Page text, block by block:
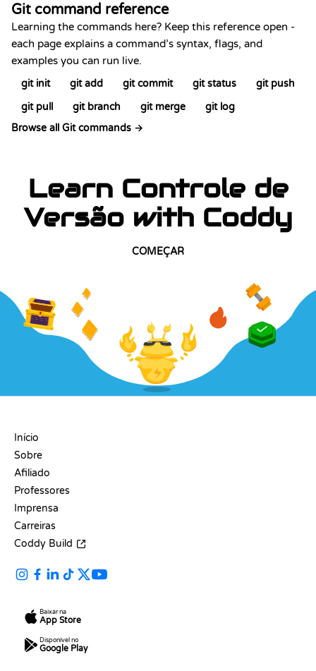
Git command reference
Learning the commands here? Keep this reference open -
each page explains a command’s syntax, flags, and
examples you can run live.
git init git add git commit git status
git push
git pull
git branch git merge
git log
Browse all Git commands →
Learn Controle de
Versão with Coddy
COMEÇAR
Início
Sobre
Afiliado
Professores
Imprensa
Carreiras
Coddy Build
Baixar na
App Store
Disponível no
Google Play